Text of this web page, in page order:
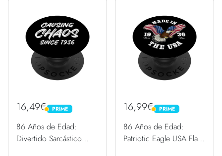
16,49€ PRIME
PRIME
86 Años de Edad:
Divertido Sarcástico
16,99€ PRIME
PRIME
86 Años de Edad:
Patriotic Eagle USA Flag